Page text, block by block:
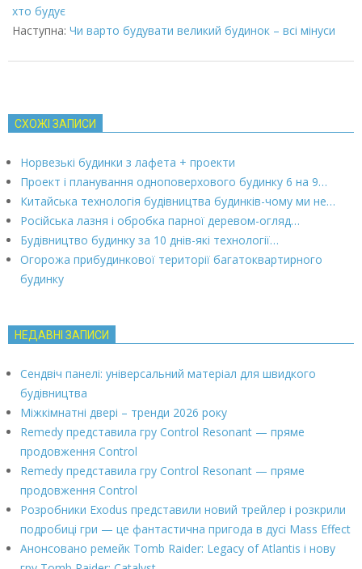
29
хто будує
Наступна: Чи варто будувати великий будинок – всі мінуси
СХОЖІ ЗАПИСИ
Норвезькі будинки з лафета + проекти
Проект і планування одноповерхового будинку 6 на 9…
Китайська технологія будівництва будинків-чому ми не…
Російська лазня і обробка парної деревом-огляд…
Будівництво будинку за 10 днів-які технології…
Огорожа прибудинкової території багатоквартирного
будинку
НЕДАВНІ ЗАПИСИ
Сендвіч панелі: універсальний матеріал для швидкого
будівництва
Міжкімнатні двері – тренди 2026 року
Remedy представила гру Control Resonant — пряме
продовження Control
Remedy представила гру Control Resonant — пряме
продовження Control
Розробники Exodus представили новий трейлер і розкрили
подробиці гри — це фантастична пригода в дусі Mass Effect
Анонсовано ремейк Tomb Raider: Legacy of Atlantis і нову